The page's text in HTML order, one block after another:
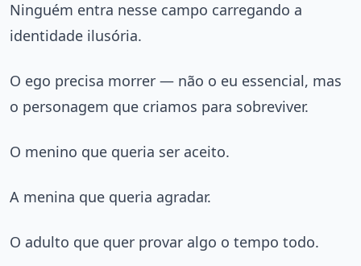
Ninguém entra nesse campo carregando a
identidade ilusória.
O ego precisa morrer — não o eu essencial, mas
o personagem que criamos para sobreviver.
O menino que queria ser aceito.
A menina que queria agradar.
O adulto que quer provar algo o tempo todo.